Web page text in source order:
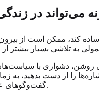
می‌تواند در
ساده کند، ممکن است از
روشن، دشواری با
را از دست بدهید، به زمان
گفت‌وگوهای عاطفی را وقتی ساختار دارند آسان‌تر بیابید.